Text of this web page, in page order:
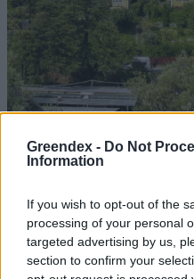
Greendex - Do Not
Information
If you wish to opt-out of the
processing of your personal
targeted advertising by us,
section to confirm your
Szöllősi Gáborral, a
Minden